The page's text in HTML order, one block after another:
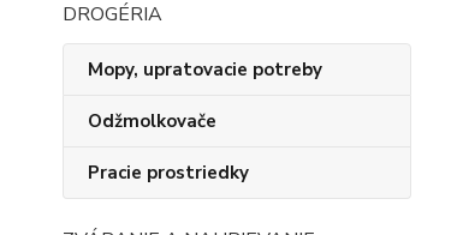
DROGÉRIA
Mopy, upratovacie potreby
Odžmolkovače
Pracie prostriedky